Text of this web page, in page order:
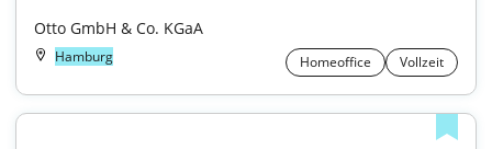
Otto GmbH & Co. KGaA
Hamburg Homeoffice Vollzeit